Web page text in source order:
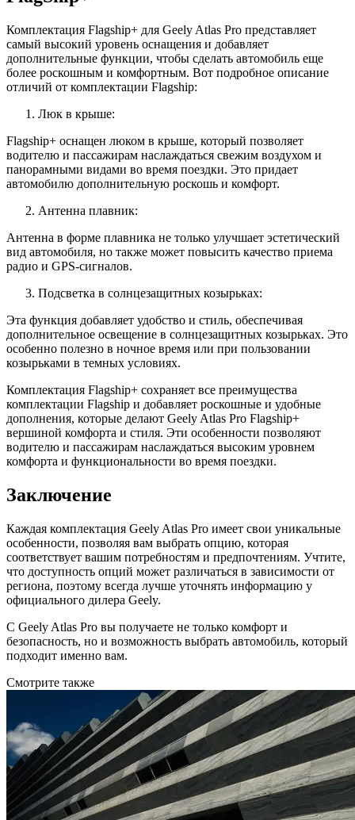
Комплектация Flagship+ для Geely Atlas Pro представляет
самый высокий уровень оснащения и добавляет
дополнительные функции, чтобы сделать автомобиль еще
более роскошным и комфортным. Вот подробное описание
отличий от комплектации Flagship:
Люк в крыше:
Flagship+ оснащен люком в крыше, который позволяет
водителю и пассажирам наслаждаться свежим воздухом и
панорамными видами во время поездки. Это придает
автомобилю дополнительную роскошь и комфорт.
Антенна плавник:
Антенна в форме плавника не только улучшает эстетический
вид автомобиля, но также может повысить качество приема
радио и GPS-сигналов.
Подсветка в солнцезащитных козырьках:
Эта функция добавляет удобство и стиль, обеспечивая
дополнительное освещение в солнцезащитных козырьках. Это
особенно полезно в ночное время или при пользовании
козырьками в темных условиях.
Комплектация Flagship+ сохраняет все преимущества
комплектации Flagship и добавляет роскошные и удобные
дополнения, которые делают Geely Atlas Pro Flagship+
вершиной комфорта и стиля. Эти особенности позволяют
водителю и пассажирам наслаждаться высоким уровнем
комфорта и функциональности во время поездки.
Заключение
Каждая комплектация Geely Atlas Pro имеет свои уникальные
особенности, позволяя вам выбрать опцию, которая
соответствует вашим потребностям и предпочтениям. Учтите,
что доступность опций может различаться в зависимости от
региона, поэтому всегда лучше уточнять информацию у
официального дилера Geely.
С Geely Atlas Pro вы получаете не только комфорт и
безопасность, но и возможность выбрать автомобиль, который
подходит именно вам.
Смотрите также